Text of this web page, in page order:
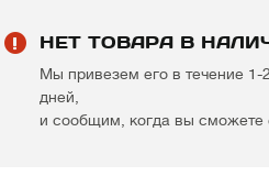
НЕТ ТОВАРА В
Мы привезем его в течение 1-
дней,
и сообщим, когда вы сможете